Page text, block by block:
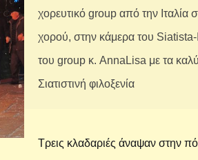
χορευτικό group από την Ιταλία
χορού, στην κάμερα του
του group κ. AnnaLisa με τα
Σιατιστινή φιλοξενία
Τρεις κλαδαριές άναψαν στην